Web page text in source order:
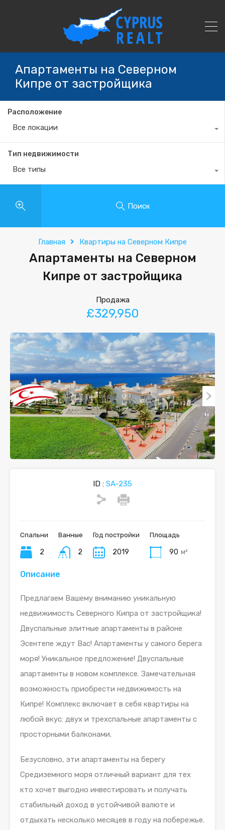
Апартаменты на Северном
Кипре от застройщика
Расположение
Все локации
Тип недвижимости
Все типы
Поиск
Главная Квартиры на Северном Кипре
Апартаменты на Северном
Кипре от застройщика
Продажа
£329,950
ID : SA-235
Спальни
2
Ванные
2
Год постройки
2019
Площадь
90 м²
Описание
Предлагаем Вашему вниманию уникальную
недвижимость Северного Кипра от застройщика!
Двуспальные элитные апартаменты в районе
Эсентепе ждут Вас! Апартаменты у самого берега
моря! Уникальное предложение! Двуспальные
апартаменты в новом комплексе. Замечательная
возможность приобрести недвижимость на
Кипре! Комплекс включает в себя квартиры на
любой вкус: двух и трехспальные апартаменты с
просторными балконами.
Безусловно, эти апартаменты на берегу
Средиземного моря отличный вариант для тех
кто хочет выгодно инвестировать и получать
стабильный доход в устойчивой валюте и
отдыхать несколько месяцев в году на побережье.